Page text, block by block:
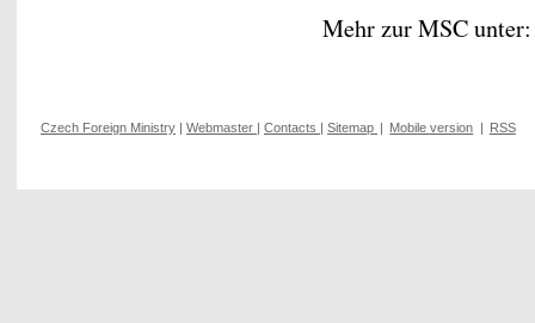
Mehr zur MSC
Czech Foreign Ministry | Webmaster | Contacts | Sitemap | Mobile version | RSS